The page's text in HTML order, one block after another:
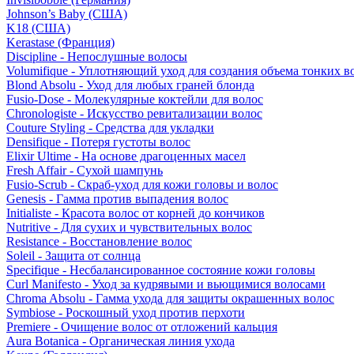
Johnson’s Baby (США)
K18 (США)
Kerastase (Франция)
Discipline - Непослушные волосы
Volumifique - Уплотняющий уход для создания объема тонких
Blond Absolu - Уход для любых граней блонда
Fusio-Dose - Молекулярные коктейли для волос
Chronologiste - Искусство ревитализации волос
Couture Styling - Средства для укладки
Densifique - Потеря густоты волос
Elixir Ultime - На основе драгоценных масел
Fresh Affair - Сухой шампунь
Fusio-Scrub - Скраб-уход для кожи головы и волос
Genesis - Гамма против выпадения волос
Initialiste - Красота волос от корней до кончиков
Nutritive - Для сухих и чувствительных волос
Resistance - Восстановление волос
Soleil - Защита от солнца
Specifique - Несбалансированное состояние кожи головы
Curl Manifesto - Уход за кудрявыми и вьющимися волосами
Chroma Absolu - Гамма ухода для защиты окрашенных волос
Symbiose - Роскошный уход против перхоти
Premiere - Очищение волос от отложений кальция
Aura Botanica - Органическая линия ухода